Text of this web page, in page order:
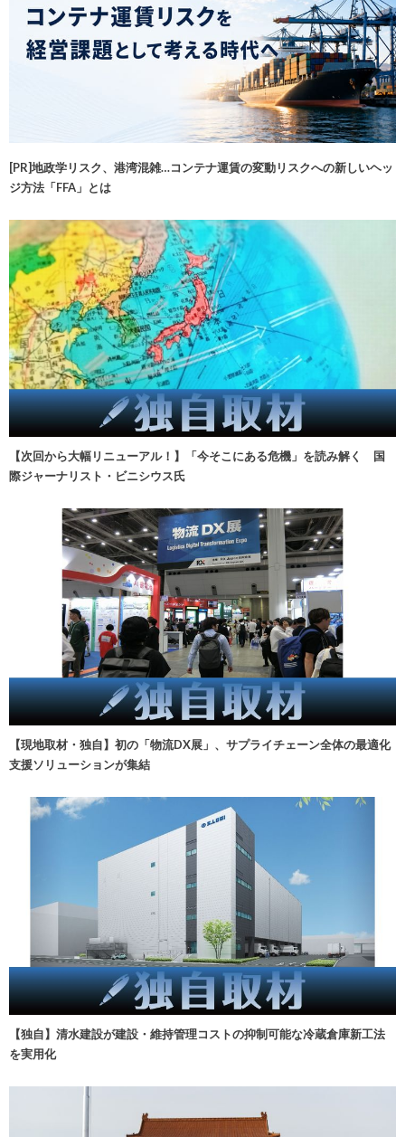
[PR]地政学リスク、港湾混雑…コンテナ運賃の変動リスクへの新しいヘッ
ジ方法「FFA」とは
【次回から大幅リニューアル！】「今そこにある危機」を読み解く 国
際ジャーナリスト・ビニシウス氏
【現地取材・独自】初の「物流DX展」、サプライチェーン全体の最適化
支援ソリューションが集結
【独自】清水建設が建設・維持管理コストの抑制可能な冷蔵倉庫新工法
を実用化